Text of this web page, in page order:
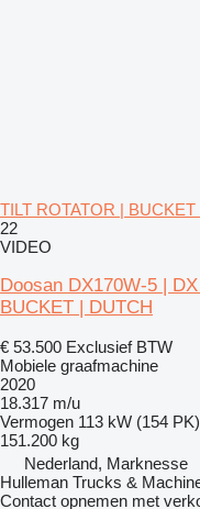
TILT ROTATOR |
22
VIDEO
Doosan DX170W-5 |
BUCKET | DUTCH
€ 53.500 Exclusief BTW
Mobiele graafmachine
2020
18.317 m/u
Vermogen 113 kW (154 PK)
151.200 kg
Nederland, Marknesse
Hulleman Trucks &
Contact opnemen met